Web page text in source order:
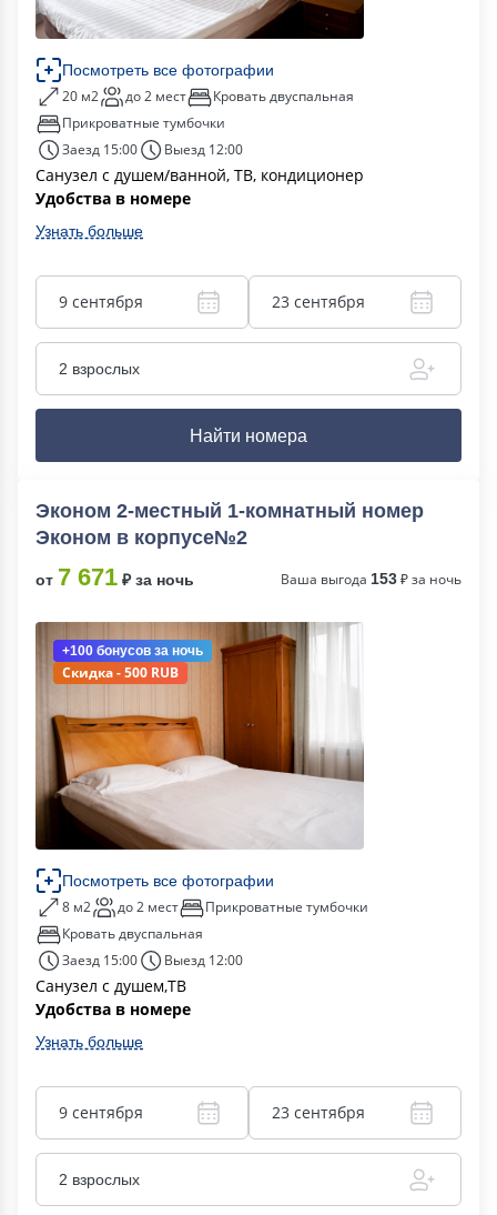
Посмотреть все фотографии
20 м2 до 2 мест
Кровать двуспальная
Прикроватные тумбочки
Заезд 15:00
Выезд 12:00
Санузел с душем/ванной, ТВ, кондиционер
Удобства в номере
Узнать больше
9 сентября 23 сентября
2 взрослых
Найти номера
Эконом 2-местный 1-комнатный номер
Эконом в корпусе№2
от 7 671 ₽ за ночь Ваша выгода 153₽ за ночь
+100 бонусов за ночь
Скидка - 500 RUB
Посмотреть все фотографии
8 м2 до 2 мест
Прикроватные тумбочки
Кровать двуспальная
Заезд 15:00
Выезд 12:00
Санузел с душем,ТВ
Удобства в номере
Узнать больше
9 сентября 23 сентября
2 взрослых